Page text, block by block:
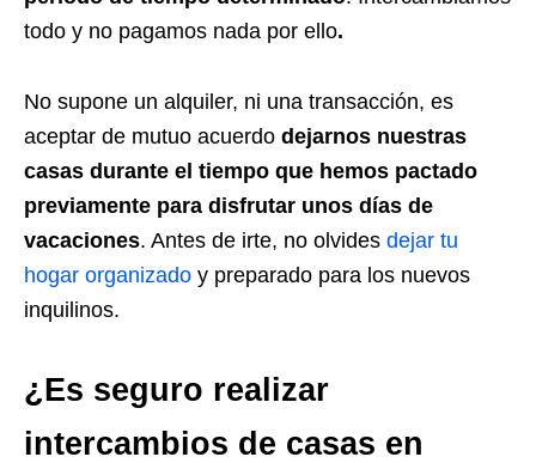
todo y no pagamos nada por ello.
No supone un alquiler, ni una transacción, es
aceptar de mutuo acuerdo dejarnos nuestras
casas durante el tiempo que hemos pactado
previamente para disfrutar unos días de
vacaciones. Antes de irte, no olvides dejar tu
hogar organizado y preparado para los nuevos
inquilinos.
¿Es seguro realizar
intercambios de casas en